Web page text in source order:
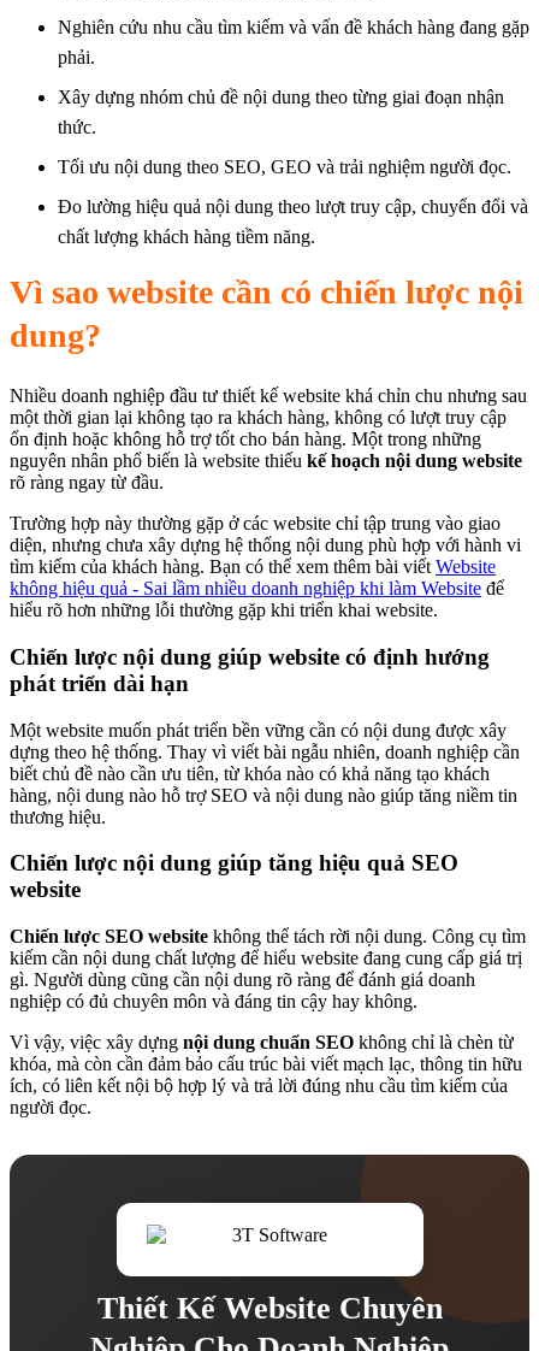
Nghiên cứu nhu cầu tìm kiếm và vấn đề khách hàng đang gặp
phải.
Xây dựng nhóm chủ đề nội dung theo từng giai đoạn nhận
thức.
Tối ưu nội dung theo SEO, GEO và trải nghiệm người đọc.
Đo lường hiệu quả nội dung theo lượt truy cập, chuyển đổi và
chất lượng khách hàng tiềm năng.
Vì sao website cần có chiến lược nội
dung?
Nhiều doanh nghiệp đầu tư thiết kế website khá chỉn chu nhưng sau
một thời gian lại không tạo ra khách hàng, không có lượt truy cập
ổn định hoặc không hỗ trợ tốt cho bán hàng. Một trong những
nguyên nhân phổ biến là website thiếu kế hoạch nội dung website
rõ ràng ngay từ đầu.
Trường hợp này thường gặp ở các website chỉ tập trung vào giao
diện, nhưng chưa xây dựng hệ thống nội dung phù hợp với hành vi
tìm kiếm của khách hàng. Bạn có thể xem thêm bài viết Website
không hiệu quả - Sai lầm nhiều doanh nghiệp khi làm Website để
hiểu rõ hơn những lỗi thường gặp khi triển khai website.
Chiến lược nội dung giúp website có định hướng
phát triển dài hạn
Một website muốn phát triển bền vững cần có nội dung được xây
dựng theo hệ thống. Thay vì viết bài ngẫu nhiên, doanh nghiệp cần
biết chủ đề nào cần ưu tiên, từ khóa nào có khả năng tạo khách
hàng, nội dung nào hỗ trợ SEO và nội dung nào giúp tăng niềm tin
thương hiệu.
Chiến lược nội dung giúp tăng hiệu quả SEO
website
Chiến lược SEO website không thể tách rời nội dung. Công cụ tìm
kiếm cần nội dung chất lượng để hiểu website đang cung cấp giá trị
gì. Người dùng cũng cần nội dung rõ ràng để đánh giá doanh
nghiệp có đủ chuyên môn và đáng tin cậy hay không.
Vì vậy, việc xây dựng nội dung chuẩn SEO không chỉ là chèn từ
khóa, mà còn cần đảm bảo cấu trúc bài viết mạch lạc, thông tin hữu
ích, có liên kết nội bộ hợp lý và trả lời đúng nhu cầu tìm kiếm của
người đọc.
Thiết Kế Website Chuyên